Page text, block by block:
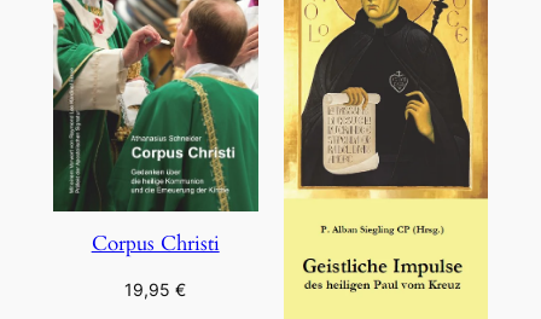
Corpus Christi
19,95€